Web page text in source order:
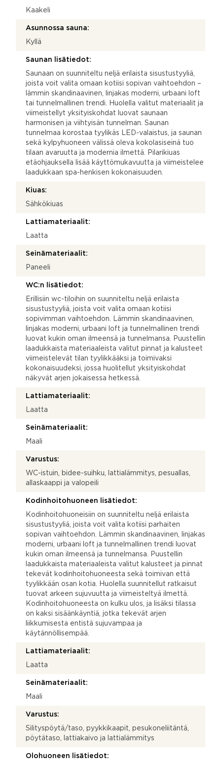
Kaakeli
Asunnossa sauna:
Kyllä
Saunan lisätiedot:
Saunaan on suunniteltu neljä erilaista sisustustyyliä,
joista voit valita omaan kotiisi sopivan vaihtoehdon –
lämmin skandinaavinen, linjakas moderni, urbaani loft
tai tunnelmallinen trendi. Huolella valitut materiaalit ja
viimeistellyt yksityiskohdat luovat saunaan
harmonisen ja viihtyisän tunnelman. Saunan
tunnelmaa korostaa tyylikäs LED-valaistus, ja saunan
sekä kylpyhuoneen välissä oleva kokolasiseinä tuo
tilaan avaruutta ja modernia ilmettä. Pilarikiuas
etäohjauksella lisää käyttömukavuutta ja viimeistelee
laadukkaan spa-henkisen kokonaisuuden.
Kiuas:
Sähkökiuas
Lattiamateriaalit:
Laatta
Seinämateriaalit:
Paneeli
WC:n lisätiedot:
Erillisiin wc-tiloihin on suunniteltu neljä erilaista
sisustustyyliä, joista voit valita omaan kotiisi
sopivimman vaihtoehdon. Lämmin skandinaavinen,
linjakas moderni, urbaani loft ja tunnelmallinen trendi
luovat kukin oman ilmeensä ja tunnelmansa. Puustellin
laadukkaista materiaaleista valitut pinnat ja kalusteet
viimeistelevät tilan tyylikkääksi ja toimivaksi
kokonaisuudeksi, jossa huolitellut yksityiskohdat
näkyvät arjen jokaisessa hetkessä.
Lattiamateriaalit:
Laatta
Seinämateriaalit:
Maali
Varustus:
WC-istuin, bidee-suihku, lattialämmitys, pesuallas,
allaskaappi ja valopeili
Kodinhoitohuoneen lisätiedot:
Kodinhoitohuoneisiin on suunniteltu neljä erilaista
sisustustyyliä, joista voit valita kotiisi parhaiten
sopivan vaihtoehdon. Lämmin skandinaavinen, linjakas
moderni, urbaani loft ja tunnelmallinen trendi luovat
kukin oman ilmeensä ja tunnelmansa. Puustellin
laadukkaista materiaaleista valitut kalusteet ja pinnat
tekevät kodinhoitohuoneesta sekä toimivan että
tyylikkään osan kotia. Huolella suunnitellut ratkaisut
tuovat arkeen sujuvuutta ja viimeisteltyä ilmettä.
Kodinhoitohuoneesta on kulku ulos, ja lisäksi tilassa
on kaksi sisäänkäyntiä, jotka tekevät arjen
liikkumisesta entistä sujuvampaa ja
käytännöllisempää.
Lattiamateriaalit:
Laatta
Seinämateriaalit:
Maali
Varustus:
Silityspöytä/taso, pyykkikaapit, pesukoneliitäntä,
pöytätaso, lattiakaivo ja lattialämmitys
Olohuoneen lisätiedot: